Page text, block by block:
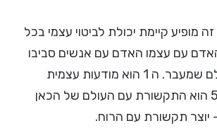
מופיע קיימת יכולת לביטוי עצמי בכל
עם עצמו האדם עם אנשים סביבו
ותקשורת עם העולם שמעבר. ה 1 הוא מודעות עצמית
והזהות עצמית. ה 5 הוא התקשורת עם העולם של הכאן